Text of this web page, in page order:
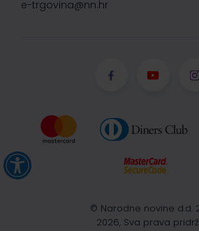
e-trgovina@nn.hr
© Narodne novine d.d.
2026, Sva prava